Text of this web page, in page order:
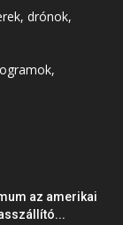
drónok,
az amerikai